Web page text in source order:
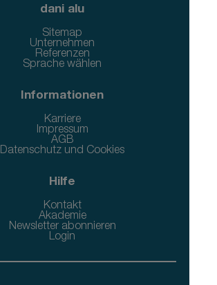
dani alu
Sitemap
Unternehmen
Referenzen
Sprache wählen
Informationen
Karriere
Impressum
AGB
Datenschutz und Cookies
Hilfe
Kontakt
Akademie
Newsletter abonnieren
Login